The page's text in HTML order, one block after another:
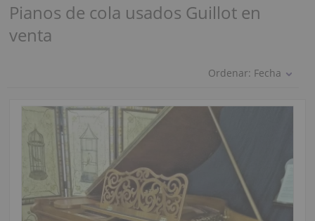
Pianos de cola usados Guillot en
venta
Ordenar: Fecha